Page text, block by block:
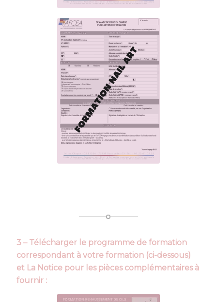
3 – Télécharger le programme de formation
correspondant à votre formation (ci-dessous)
et La Notice pour les pièces complémentaires à
fournir :